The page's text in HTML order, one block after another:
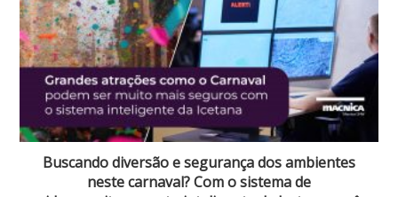
Buscando diversão e segurança dos ambientes
neste carnaval? Com o sistema de